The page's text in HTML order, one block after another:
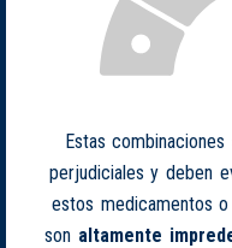
Estas
perjudiciales y deben
estos medicamentos
son altamente